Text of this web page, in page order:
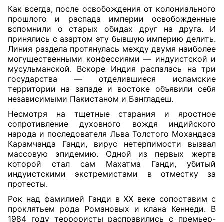
Как всегда, после освобождения от колониального
прошлого и распада империи освобожденные
вспомнили о старых обидах друг на друга. И
принялись с азартом эту бывшую империю делить.
Линия раздела протянулась между двумя наиболее
могущественными конфессиями — индуистской и
мусульманской. Вскоре Индия распалась на три
государства — отделившиеся исламские
территории на западе и востоке объявили себя
независимыми Пакистаном и Бангладеш.
Несмотря на тщетные старания и яростное
сопротивление духовного вождя индийского
народа и последователя Льва Толстого Мохандаса
Карамчанда Ганди, вирус нетерпимости вызвал
массовую эпидемию. Одной из первых жертв
которой стал сам Махатма Ганди, убитый
индуистскими экстремистами в отместку за
протесты.
Рок над фамилией Ганди в ХХ веке сопоставим с
проклятьем рода Романовых и клана Кеннеди. В
1984 году террористы расправились с премьер-